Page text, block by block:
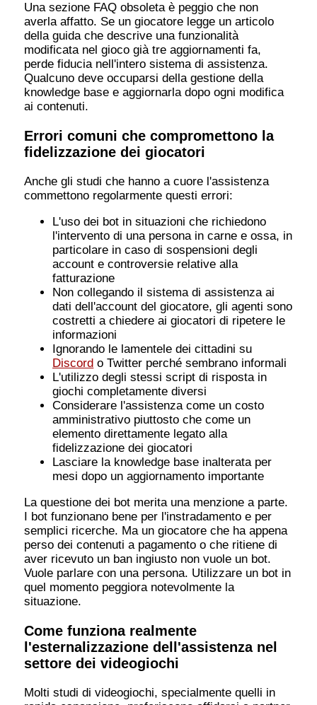
Una sezione FAQ obsoleta è peggio che non
averla affatto. Se un giocatore legge un articolo
della guida che descrive una funzionalità
modificata nel gioco già tre aggiornamenti fa,
perde fiducia nell'intero sistema di assistenza.
Qualcuno deve occuparsi della gestione della
knowledge base e aggiornarla dopo ogni modifica
ai contenuti.
Errori comuni che compromettono la
fidelizzazione dei giocatori
Anche gli studi che hanno a cuore l'assistenza
commettono regolarmente questi errori:
L'uso dei bot in situazioni che richiedono
l'intervento di una persona in carne e ossa, in
particolare in caso di sospensioni degli
account e controversie relative alla
fatturazione
Non collegando il sistema di assistenza ai
dati dell'account del giocatore, gli agenti sono
costretti a chiedere ai giocatori di ripetere le
informazioni
Ignorando le lamentele dei cittadini su
Discord o Twitter perché sembrano informali
L'utilizzo degli stessi script di risposta in
giochi completamente diversi
Considerare l'assistenza come un costo
amministrativo piuttosto che come un
elemento direttamente legato alla
fidelizzazione dei giocatori
Lasciare la knowledge base inalterata per
mesi dopo un aggiornamento importante
La questione dei bot merita una menzione a parte.
I bot funzionano bene per l'instradamento e per
semplici ricerche. Ma un giocatore che ha appena
perso dei contenuti a pagamento o che ritiene di
aver ricevuto un ban ingiusto non vuole un bot.
Vuole parlare con una persona. Utilizzare un bot in
quel momento peggiora notevolmente la
situazione.
Come funziona realmente
l'esternalizzazione dell'assistenza nel
settore dei videogiochi
Molti studi di videogiochi, specialmente quelli in